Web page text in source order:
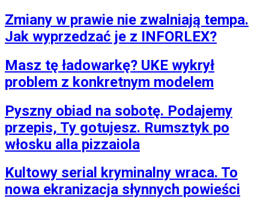
Zmiany w prawie nie zwalniają tempa.
Jak wyprzedzać je z INFORLEX?
Masz tę ładowarkę? UKE wykrył
problem z konkretnym modelem
Pyszny obiad na sobotę. Podajemy
przepis, Ty gotujesz. Rumsztyk po
włosku alla pizzaiola
Kultowy serial kryminalny wraca. To
nowa ekranizacja słynnych powieści